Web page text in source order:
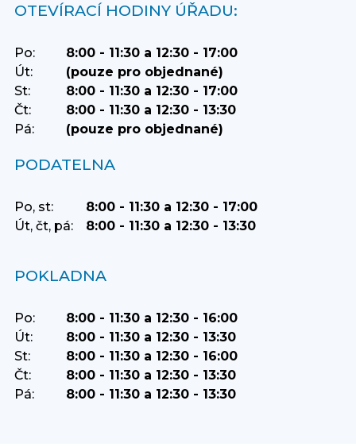
OTEVÍRACÍ HODINY ÚŘADU:
Po:
8:00 - 11:30 a 12:30 - 17:00
Út:
(pouze pro objednané)
St:
8:00 - 11:30 a 12:30 - 17:00
Čt:
8:00 - 11:30 a 12:30 - 13:30
Pá:
(pouze pro objednané)
PODATELNA
Po, st:
8:00 - 11:30 a 12:30 - 17:00
Út, čt, pá:
8:00 - 11:30 a 12:30 - 13:30
POKLADNA
Po:
8:00 - 11:30 a 12:30 - 16:00
Út:
8:00 - 11:30 a 12:30 - 13:30
St:
8:00 - 11:30 a 12:30 - 16:00
Čt:
8:00 - 11:30 a 12:30 - 13:30
Pá:
8:00 - 11:30 a 12:30 - 13:30